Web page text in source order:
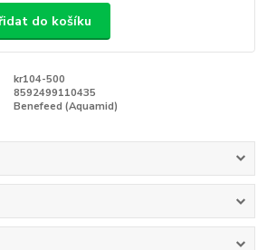
do košíku
kr104-500
8592499110435
Benefeed (Aquamid)